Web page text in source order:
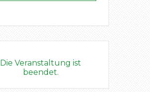
Die Veranstaltung ist
beendet.